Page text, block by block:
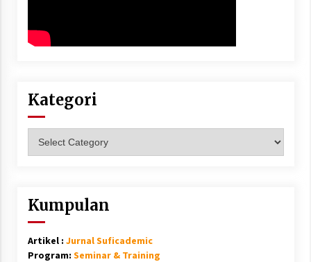
Kategori
Kumpulan
Artikel : Jurnal Suficademic
Program: Seminar & Training